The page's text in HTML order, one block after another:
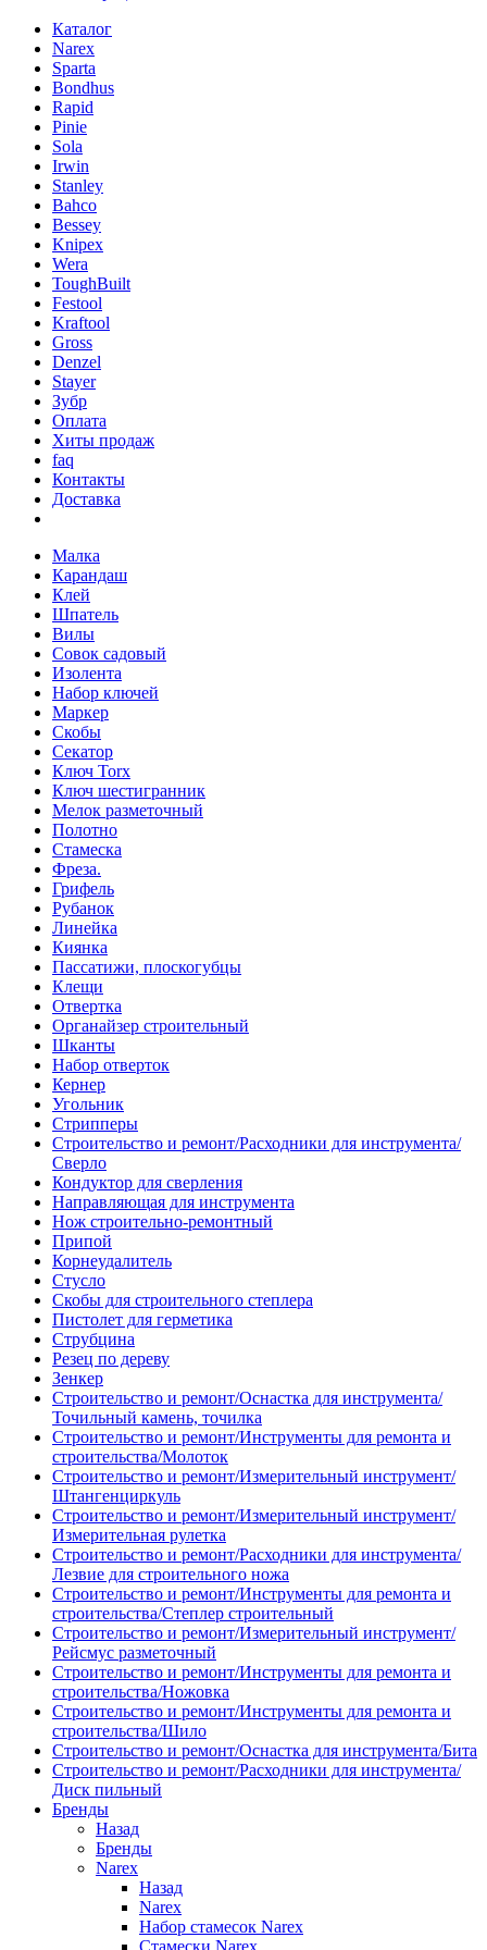
Каталог
Narex
Sparta
Bondhus
Rapid
Pinie
Sola
Irwin
Stanley
Bahco
Bessey
Knipex
Wera
ToughBuilt
Festool
Kraftool
Gross
Denzel
Stayer
Зубр
Оплата
Хиты продаж
faq
Контакты
Доставка
Малка
Карандаш
Клей
Шпатель
Вилы
Совок садовый
Изолента
Набор ключей
Маркер
Скобы
Секатор
Ключ Torx
Ключ шестигранник
Мелок разметочный
Полотно
Стамеска
Фреза.
Грифель
Рубанок
Линейка
Киянка
Пассатижи, плоскогубцы
Клещи
Отвертка
Органайзер строительный
Шканты
Набор отверток
Кернер
Угольник
Стрипперы
Строительство и ремонт/Расходники для инструмента/
Сверло
Кондуктор для сверления
Направляющая для инструмента
Нож строительно-ремонтный
Припой
Корнеудалитель
Стусло
Скобы для строительного степлера
Пистолет для герметика
Струбцина
Резец по дереву
Зенкер
Строительство и ремонт/Оснастка для инструмента/
Точильный камень, точилка
Строительство и ремонт/Инструменты для ремонта и
строительства/Молоток
Строительство и ремонт/Измерительный инструмент/
Штангенциркуль
Строительство и ремонт/Измерительный инструмент/
Измерительная рулетка
Строительство и ремонт/Расходники для инструмента/
Лезвие для строительного ножа
Строительство и ремонт/Инструменты для ремонта и
строительства/Степлер строительный
Строительство и ремонт/Измерительный инструмент/
Рейсмус разметочный
Строительство и ремонт/Инструменты для ремонта и
строительства/Ножовка
Строительство и ремонт/Инструменты для ремонта и
строительства/Шило
Строительство и ремонт/Оснастка для инструмента/Бита
Строительство и ремонт/Расходники для инструмента/
Диск пильный
Бренды
Назад
Бренды
Narex
Назад
Narex
Набор стамесок Narex
Стамески Narex